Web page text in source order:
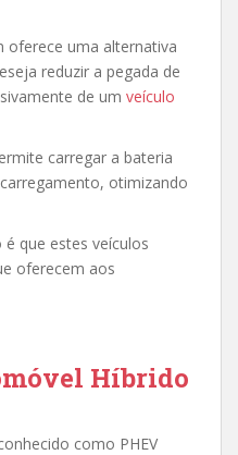
oferece uma alternativa
reduzir a pegada de
de um veículo
carregar a bateria
otimizando
que estes veículos
oferecem aos
Híbrido
como PHEV